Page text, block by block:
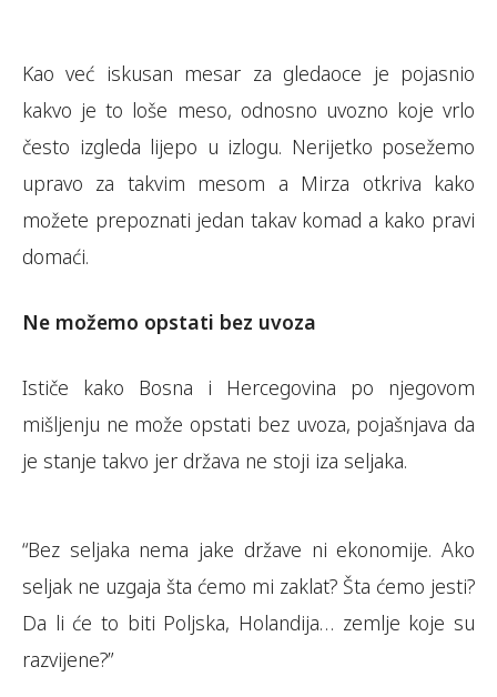
Kao već iskusan mesar za gledaoce je pojasnio
kakvo je to loše meso, odnosno uvozno koje vrlo
često izgleda lijepo u izlogu. Nerijetko posežemo
upravo za takvim mesom a Mirza otkriva kako
možete prepoznati jedan takav komad a kako pravi
domaći.
Ne možemo opstati bez uvoza
Ističe kako Bosna i Hercegovina po njegovom
mišljenju ne može opstati bez uvoza, pojašnjava da
je stanje takvo jer država ne stoji iza seljaka.
“Bez seljaka nema jake države ni ekonomije. Ako
seljak ne uzgaja šta ćemo mi zaklat? Šta ćemo jesti?
Da li će to biti Poljska, Holandija… zemlje koje su
razvijene?”